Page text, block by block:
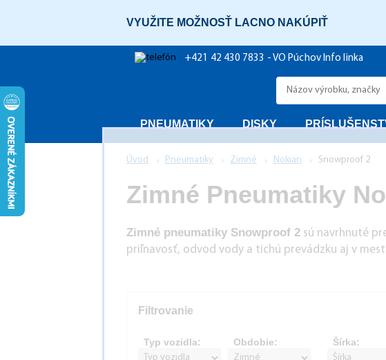
VYUŽITE MOŽNOSŤ LACNO NAKÚPIŤ
+421 42 430 7833 - VO Púchov Info linka
PNEUMATIKY DISKY
Úvod Pneumatiky Zimné Nokian Snowproof 2
Zimné Pneumatiky
Zimné pneumatiky Snowproof 2 sú navrhnuté
priľnavosť, odvod vody a tichú prevádzku aj v
Filtrovanie
Typ vozidla: Obdobie: Šírka: